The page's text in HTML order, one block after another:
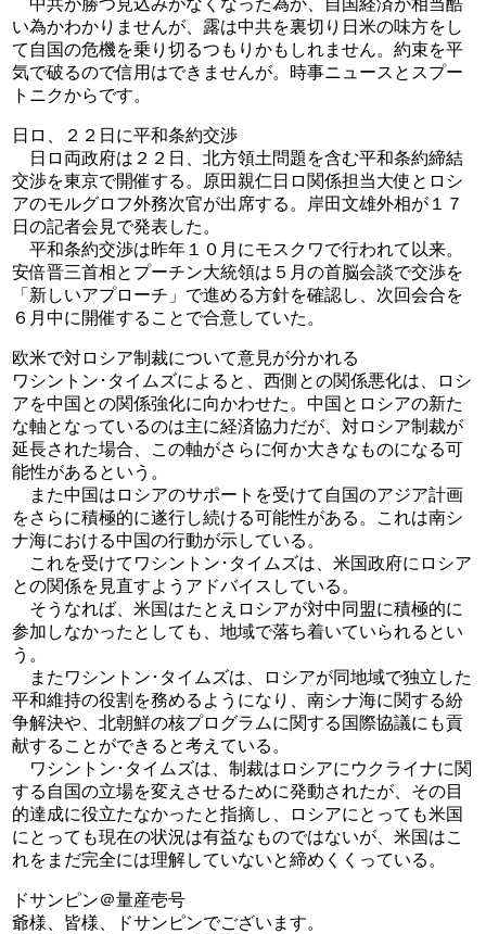
中共が勝つ見込みがなくなった為か、自国経済が相当酷
い為かわかりませんが、露は中共を裏切り日米の味方をし
て自国の危機を乗り切るつもりかもしれません。約束を平
気で破るので信用はできませんが。時事ニュースとスプー
トニクからです。
日ロ、２２日に平和条約交渉
日ロ両政府は２２日、北方領土問題を含む平和条約締結
交渉を東京で開催する。原田親仁日ロ関係担当大使とロシ
アのモルグロフ外務次官が出席する。岸田文雄外相が１７
日の記者会見で発表した。
平和条約交渉は昨年１０月にモスクワで行われて以来。
安倍晋三首相とプーチン大統領は５月の首脳会談で交渉を
「新しいアプローチ」で進める方針を確認し、次回会合を
６月中に開催することで合意していた。
欧米で対ロシア制裁について意見が分かれる
ワシントン･タイムズによると、西側との関係悪化は、ロシ
アを中国との関係強化に向かわせた。中国とロシアの新た
な軸となっているのは主に経済協力だが、対ロシア制裁が
延長された場合、この軸がさらに何か大きなものになる可
能性があるという。
また中国はロシアのサポートを受けて自国のアジア計画
をさらに積極的に遂行し続ける可能性がある。これは南シ
ナ海における中国の行動が示している。
これを受けてワシントン･タイムズは、米国政府にロシア
との関係を見直すようアドバイスしている。
そうなれば、米国はたとえロシアが対中同盟に積極的に
参加しなかったとしても、地域で落ち着いていられるとい
う。
またワシントン･タイムズは、ロシアが同地域で独立した
平和維持の役割を務めるようになり、南シナ海に関する紛
争解決や、北朝鮮の核プログラムに関する国際協議にも貢
献することができると考えている。
ワシントン･タイムズは、制裁はロシアにウクライナに関
する自国の立場を変えさせるために発動されたが、その目
的達成に役立たなかったと指摘し、ロシアにとっても米国
にとっても現在の状況は有益なものではないが、米国はこ
れをまだ完全には理解していないと締めくくっている。
ドサンピン＠量産壱号
爺様、皆様、ドサンピンでございます。